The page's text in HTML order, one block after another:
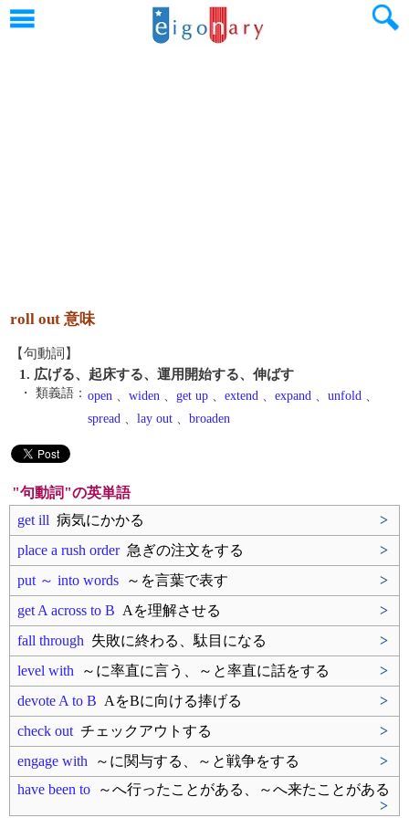
roll out 意味
【句動詞】
1. 広げる、起床する、運用開始する、伸ばす
・ 類義語： open 、 widen 、 get up 、 extend 、 expand 、 unfold 、
spread 、 lay out 、 broaden
"句動詞"の英単語
get ill 病気にかかる
>
place a rush order急ぎの注文をする
>
put ～ into words ～を言葉で表す
>
get A across to B Aを理解させる
>
fall through 失敗に終わる、駄目になる
>
level with ～に率直に言う、～と率直に話をする
>
devote A to B AをBに向ける捧げる
>
check out チェックアウトする
>
engage with ～に関与する、～と戦争をする
>
have been to ～へ行ったことがある、～へ来たことがある
>